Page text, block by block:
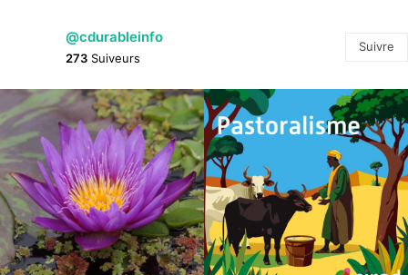
@cdurableinfo
273 Suiveurs
Suivre